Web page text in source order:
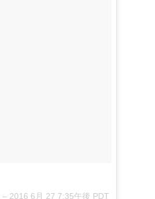
– 2016 6月 27 7:35午後 PDT